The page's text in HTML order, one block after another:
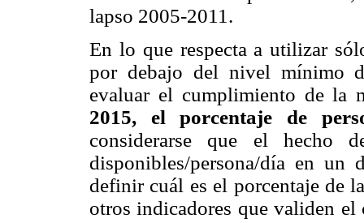
lapso 2005-2011.
En lo que respecta a utilizar
por debajo del nivel mínimo
evaluar el cumplimiento de la
2015, el porcentaje de
considerarse que el hecho
disponibles/persona/día en un
definir cuál es el porcentaje de
otros indicadores que validen el